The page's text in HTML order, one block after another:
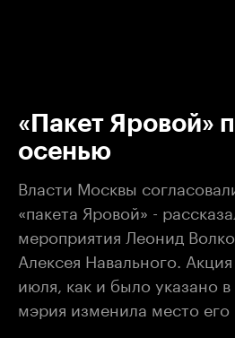
«Пакет Яровой»
осенью
Власти Москвы
«пакета Яровой» -
мероприятия Леонид
Алексея Навального.
июля, как и было указано в
мэрия изменила место его